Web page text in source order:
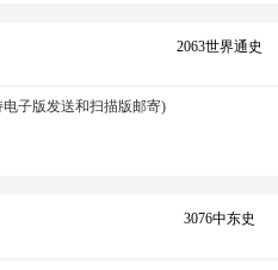
2063世界通史
子版发送和扫描版邮寄)
3076中东史